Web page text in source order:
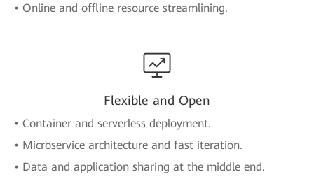
• Online and offline resource streamlining.
Flexible and Open
• Container and serverless deployment.
• Microservice architecture and fast iteration.
• Data and application sharing at the middle end.